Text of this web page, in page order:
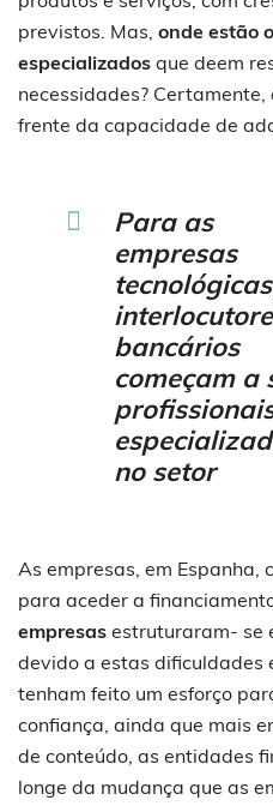
previstos. Mas, onde estão
especializados que deem
necessidades?
frente da capacidade de
Para as
empresas
bancários
começam a
no setor
As empresas, em
para aceder a
empresas estruturaram- se
devido a estas dificuldades
tenham feito um esforço
confiança, ainda que mais
de conteúdo, as entidades
longe da mudança que as